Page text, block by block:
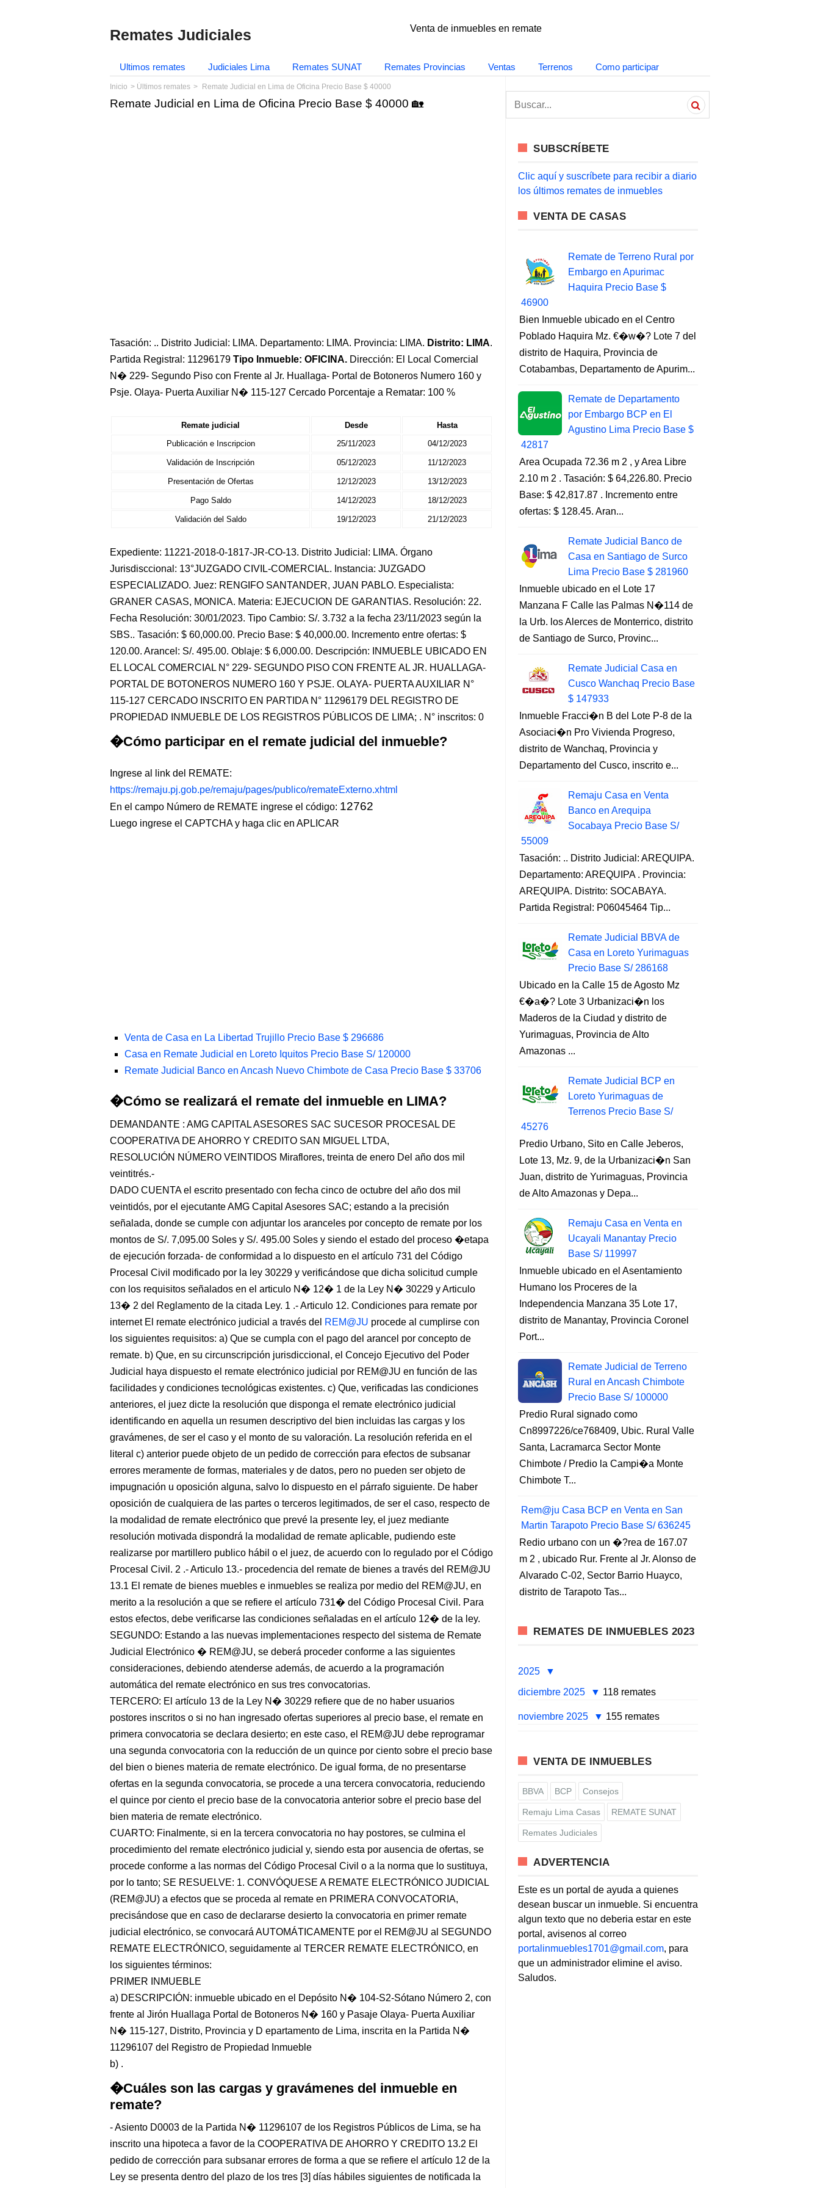
Remates Judiciales Venta de inmuebles en remate
Ultimos remates Judiciales Lima Remates SUNAT Remates Provincias Ventas Terrenos Como participar
Inicio Últimos remates Remate Judicial en Lima de Oficina Precio Base $ 40000
Remate Judicial en Lima de Oficina Precio Base $ 40000 🏡
Tasación: .. Distrito Judicial: LIMA. Departamento: LIMA. Provincia: LIMA. Distrito: LIMA.
Partida Registral: 11296179 Tipo Inmueble: OFICINA. Dirección: El Local Comercial
N� 229- Segundo Piso con Frente al Jr. Huallaga- Portal de Botoneros Numero 160 y
Psje. Olaya- Puerta Auxiliar N� 115-127 Cercado Porcentaje a Rematar: 100 %
Remate judicial Desde
Hasta
Publicación e Inscripcion
25/11/2023 04/12/2023
Validación de Inscripción 05/12/2023 11/12/2023
Presentación de Ofertas 12/12/2023 13/12/2023
Pago Saldo 14/12/2023 18/12/2023
Validación del Saldo 19/12/2023 21/12/2023
Expediente: 11221-2018-0-1817-JR-CO-13. Distrito Judicial: LIMA. Órgano
Jurisdisccional: 13°JUZGADO CIVIL-COMERCIAL. Instancia: JUZGADO
ESPECIALIZADO. Juez: RENGIFO SANTANDER, JUAN PABLO. Especialista:
GRANER CASAS, MONICA. Materia: EJECUCION DE GARANTIAS. Resolución: 22.
Fecha Resolución: 30/01/2023. Tipo Cambio: S/. 3.732 a la fecha 23/11/2023 según la
SBS.. Tasación: $ 60,000.00. Precio Base: $ 40,000.00. Incremento entre ofertas: $
120.00. Arancel: S/. 495.00. Oblaje: $ 6,000.00. Descripción: INMUEBLE UBICADO EN
EL LOCAL COMERCIAL N° 229- SEGUNDO PISO CON FRENTE AL JR. HUALLAGA-
PORTAL DE BOTONEROS NUMERO 160 Y PSJE. OLAYA- PUERTA AUXILIAR N°
115-127 CERCADO INSCRITO EN PARTIDA N° 11296179 DEL REGISTRO DE
PROPIEDAD INMUEBLE DE LOS REGISTROS PÚBLICOS DE LIMA; . N° inscritos: 0
�Cómo participar en el remate judicial del inmueble?
Ingrese al link del REMATE:
https://remaju.pj.gob.pe/remaju/pages/publico/remateExterno.xhtml
En el campo Número de REMATE ingrese el código: 12762
Luego ingrese el CAPTCHA y haga clic en APLICAR
Venta de Casa en La Libertad Trujillo Precio Base $ 296686
Casa en Remate Judicial en Loreto Iquitos Precio Base S/ 120000
Remate Judicial Banco en Ancash Nuevo Chimbote de Casa Precio Base $ 33706
�Cómo se realizará el remate del inmueble en LIMA?
DEMANDANTE : AMG CAPITAL ASESORES SAC SUCESOR PROCESAL DE
COOPERATIVA DE AHORRO Y CREDITO SAN MIGUEL LTDA,
RESOLUCIÓN NÚMERO VEINTIDOS Miraflores, treinta de enero Del año dos mil
veintitrés.-
DADO CUENTA el escrito presentado con fecha cinco de octubre del año dos mil
veintidós, por el ejecutante AMG Capital Asesores SAC; estando a la precisión
señalada, donde se cumple con adjuntar los aranceles por concepto de remate por los
montos de S/. 7,095.00 Soles y S/. 495.00 Soles y siendo el estado del proceso �etapa
de ejecución forzada- de conformidad a lo dispuesto en el artículo 731 del Código
Procesal Civil modificado por la ley 30229 y verificándose que dicha solicitud cumple
con los requisitos señalados en el articulo N� 12� 1 de la Ley N� 30229 y Articulo
13� 2 del Reglamento de la citada Ley. 1 .- Articulo 12. Condiciones para remate por
internet El remate electrónico judicial a través del REM@JU procede al cumplirse con
los siguientes requisitos: a) Que se cumpla con el pago del arancel por concepto de
remate. b) Que, en su circunscripción jurisdiccional, el Concejo Ejecutivo del Poder
Judicial haya dispuesto el remate electrónico judicial por REM@JU en función de las
facilidades y condiciones tecnológicas existentes. c) Que, verificadas las condiciones
anteriores, el juez dicte la resolución que disponga el remate electrónico judicial
identificando en aquella un resumen descriptivo del bien incluidas las cargas y los
gravámenes, de ser el caso y el monto de su valoración. La resolución referida en el
literal c) anterior puede objeto de un pedido de corrección para efectos de subsanar
errores meramente de formas, materiales y de datos, pero no pueden ser objeto de
impugnación u oposición alguna, salvo lo dispuesto en el párrafo siguiente. De haber
oposición de cualquiera de las partes o terceros legitimados, de ser el caso, respecto de
la modalidad de remate electrónico que prevé la presente ley, el juez mediante
resolución motivada dispondrá la modalidad de remate aplicable, pudiendo este
realizarse por martillero publico hábil o el juez, de acuerdo con lo regulado por el Código
Procesal Civil. 2 .- Articulo 13.- procedencia del remate de bienes a través del REM@JU
13.1 El remate de bienes muebles e inmuebles se realiza por medio del REM@JU, en
merito a la resolución a que se refiere el artículo 731� del Código Procesal Civil. Para
estos efectos, debe verificarse las condiciones señaladas en el artículo 12� de la ley.
SEGUNDO: Estando a las nuevas implementaciones respecto del sistema de Remate
Judicial Electrónico � REM@JU, se deberá proceder conforme a las siguientes
consideraciones, debiendo atenderse además, de acuerdo a la programación
automática del remate electrónico en sus tres convocatorias.
TERCERO: El artículo 13 de la Ley N� 30229 refiere que de no haber usuarios
postores inscritos o si no han ingresado ofertas superiores al precio base, el remate en
primera convocatoria se declara desierto; en este caso, el REM@JU debe reprogramar
una segunda convocatoria con la reducción de un quince por ciento sobre el precio base
del bien o bienes materia de remate electrónico. De igual forma, de no presentarse
ofertas en la segunda convocatoria, se procede a una tercera convocatoria, reduciendo
el quince por ciento el precio base de la convocatoria anterior sobre el precio base del
bien materia de remate electrónico.
CUARTO: Finalmente, si en la tercera convocatoria no hay postores, se culmina el
procedimiento del remate electrónico judicial y, siendo esta por ausencia de ofertas, se
procede conforme a las normas del Código Procesal Civil o a la norma que lo sustituya,
por lo tanto; SE RESUELVE: 1. CONVÓQUESE A REMATE ELECTRÓNICO JUDICIAL
(REM@JU) a efectos que se proceda al remate en PRIMERA CONVOCATORIA,
precisándose que en caso de declararse desierto la convocatoria en primer remate
judicial electrónico, se convocará AUTOMÁTICAMENTE por el REM@JU al SEGUNDO
REMATE ELECTRÓNICO, seguidamente al TERCER REMATE ELECTRÓNICO, en
los siguientes términos:
PRIMER INMUEBLE
a) DESCRIPCIÓN: inmueble ubicado en el Depósito N� 104-S2-Sótano Número 2, con
frente al Jirón Huallaga Portal de Botoneros N� 160 y Pasaje Olaya- Puerta Auxiliar
N� 115-127, Distrito, Provincia y D epartamento de Lima, inscrita en la Partida N�
11296107 del Registro de Propiedad Inmueble
b) .
�Cuáles son las cargas y gravámenes del inmueble en
remate?
- Asiento D0003 de la Partida N� 11296107 de los Registros Públicos de Lima, se ha
inscrito una hipoteca a favor de la COOPERATIVA DE AHORRO Y CREDITO 13.2 El
pedido de corrección para subsanar errores de forma a que se refiere el artículo 12 de la
Ley se presenta dentro del plazo de los tres [3] días hábiles siguientes de notificada la
a
SUBSCRÍBETE
Clic aquí y suscríbete para recibir a diario
los últimos remates de inmuebles
VENTA DE CASAS
Remate de Terreno Rural por
Embargo en Apurimac
Haquira Precio Base $
46900
Bien Inmueble ubicado en el Centro
Poblado Haquira Mz. €�w�? Lote 7 del
distrito de Haquira, Provincia de
Cotabambas, Departamento de Apurim...
Remate de Departamento
por Embargo BCP en El
Agustino Lima Precio Base $
42817
Area Ocupada 72.36 m 2 , y Area Libre
2.10 m 2 . Tasación: $ 64,226.80. Precio
Base: $ 42,817.87 . Incremento entre
ofertas: $ 128.45. Aran...
Remate Judicial Banco de
Casa en Santiago de Surco
Lima Precio Base $ 281960
Inmueble ubicado en el Lote 17
Manzana F Calle las Palmas N�114 de
la Urb. los Alerces de Monterrico, distrito
de Santiago de Surco, Provinc...
Remate Judicial Casa en
Cusco Wanchaq Precio Base
$ 147933
Inmueble Fracci�n B del Lote P-8 de la
Asociaci�n Pro Vivienda Progreso,
distrito de Wanchaq, Provincia y
Departamento del Cusco, inscrito e...
Remaju Casa en Venta
Banco en Arequipa
Socabaya Precio Base S/
55009
Tasación: .. Distrito Judicial: AREQUIPA.
Departamento: AREQUIPA . Provincia:
AREQUIPA. Distrito: SOCABAYA.
Partida Registral: P06045464 Tip...
Remate Judicial BBVA de
Casa en Loreto Yurimaguas
Precio Base S/ 286168
Ubicado en la Calle 15 de Agosto Mz
€�a�? Lote 3 Urbanizaci�n los
Maderos de la Ciudad y distrito de
Yurimaguas, Provincia de Alto
Amazonas ...
Remate Judicial BCP en
Loreto Yurimaguas de
Terrenos Precio Base S/
45276
Predio Urbano, Sito en Calle Jeberos,
Lote 13, Mz. 9, de la Urbanizaci�n San
Juan, distrito de Yurimaguas, Provincia
de Alto Amazonas y Depa...
Remaju Casa en Venta en
Ucayali Manantay Precio
Base S/ 119997
Inmueble ubicado en el Asentamiento
Humano los Proceres de la
Independencia Manzana 35 Lote 17,
distrito de Manantay, Provincia Coronel
Port...
Remate Judicial de Terreno
Rural en Ancash Chimbote
Precio Base S/ 100000
Predio Rural signado como
Cn8997226/ce768409, Ubic. Rural Valle
Santa, Lacramarca Sector Monte
Chimbote / Predio la Campi�a Monte
Chimbote T...
Rem@ju Casa BCP en Venta en San
Martin Tarapoto Precio Base S/ 636245
Redio urbano con un �?rea de 167.07
m 2 , ubicado Rur. Frente al Jr. Alonso de
Alvarado C-02, Sector Barrio Huayco,
distrito de Tarapoto Tas...
REMATES DE INMUEBLES 2023
2025
diciembre 2025
118 remates
noviembre 2025 155 remates
VENTA DE INMUEBLES
BBVA BCP Consejos
Remaju Lima Casas REMATE SUNAT
Remates Judiciales
ADVERTENCIA
Este es un portal de ayuda a quienes
desean buscar un inmueble. Si encuentra
algun texto que no deberia estar en este
portal, avisenos al correo
portalinmuebles1701@gmail.com, para
que un administrador elimine el aviso.
Saludos.